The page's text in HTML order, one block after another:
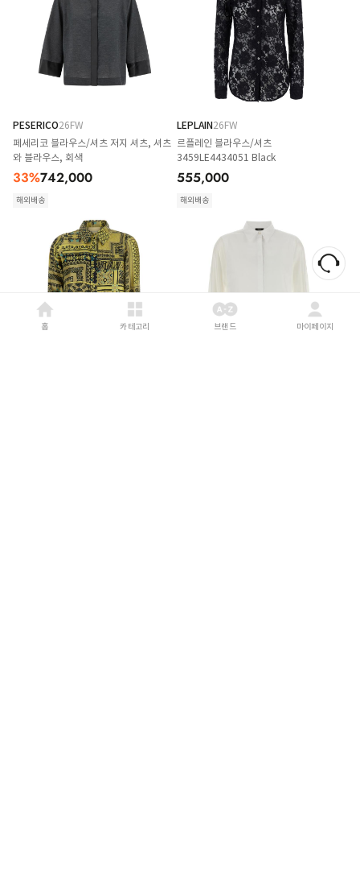
PESERICO26FW
페세리코 블라우스/셔츠 저지 셔츠, 셔츠
와 블라우스, 회색
33%742,000
해외배송
LEPLAIN26FW
르플레인 블라우스/셔츠
3459LE4434051 Black
555,000
해외배송
홈 카테고리 브랜드 마이페이지